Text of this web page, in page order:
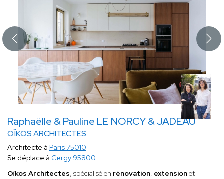
Raphaëlle & Pauline LE NORCY & JADEAU
OÏKOS ARCHITECTES
Architecte à Paris 75010
Se déplace à Cergy 95800
Oïkos Architectes, spécialisé en rénovation, extensionet